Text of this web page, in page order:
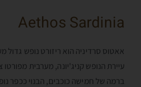
Aethos Sardinia
אאטוס סרדיניה הוא ריזורט נופש גדול
עיירת הנופש קניג'יונה, מערבית מפורטו
ברמה של חמישה כוכבים, הבנוי ככפר